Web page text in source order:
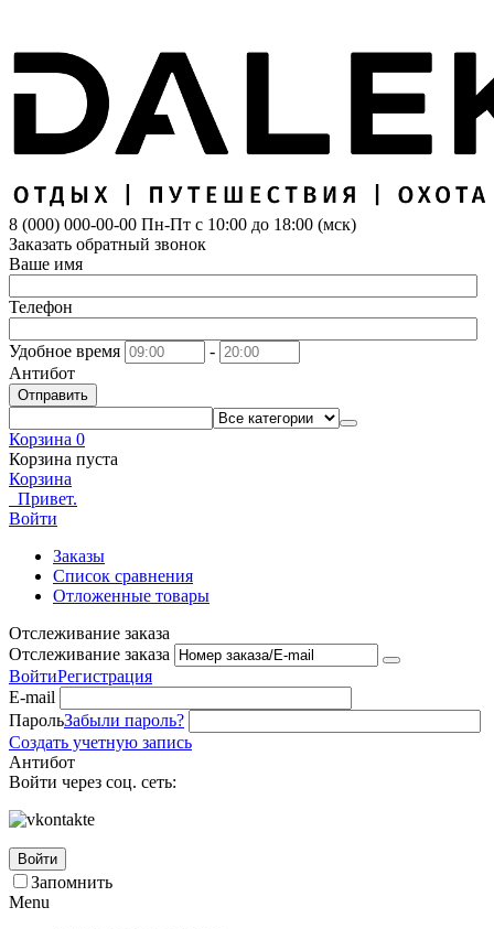
8 (000) 000-00-00 Пн-Пт с 10:00 до 18:00 (мск)
Заказать обратный звонок
Ваше имя
Телефон
Удобное время
-
Антибот
Отправить
Корзина 0
Корзина пуста
Корзина
Привет.
Войти
Заказы
Список сравнения
Отложенные товары
Отслеживание заказа
Отслеживание заказа
ВойтиРегистрация
E-mail
ПарольЗабыли пароль?
Создать учетную запись
Антибот
Войти через соц. сеть:
Войти
Запомнить
Menu